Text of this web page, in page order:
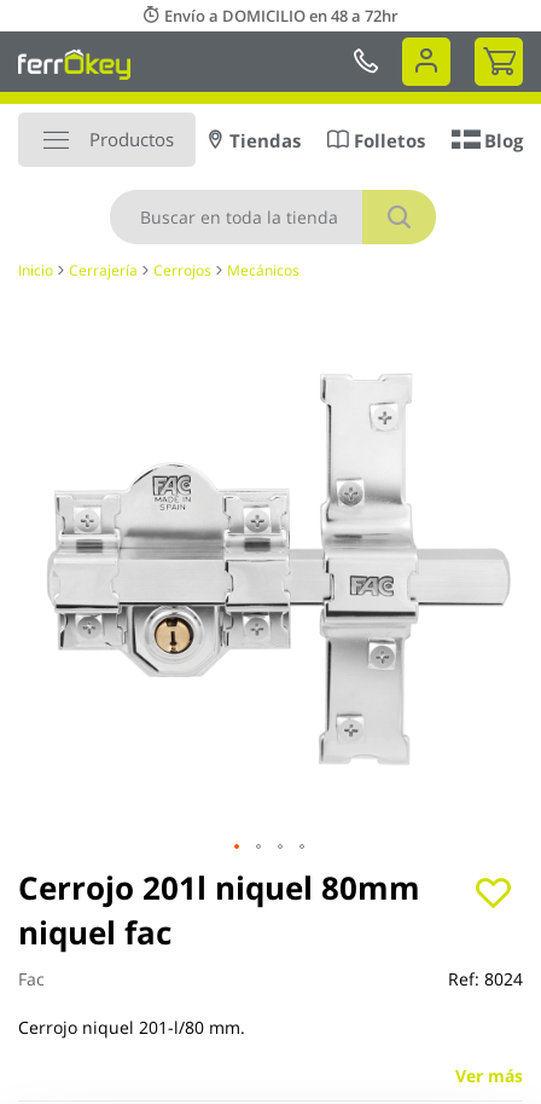
al
contenido
Envío a DOMICILIO en 48 a 72hr
Mi
Productos
Buscar
Tiendas Folletos Blog
Inicio Cerrajería Cerrojos Mecánicos
Cerrojo 201l niquel 80mm
niquel fac
Fac Ref: 8024
Cerrojo niquel 201-l/80 mm.
Ver más
imágenes
Saltar
al
comienzo
de
la
de
imágenes